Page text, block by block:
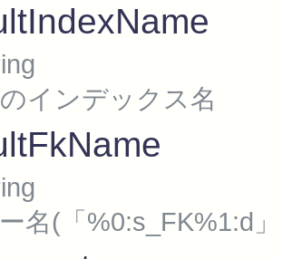
インデックス名
名(「%0:s_FK%1:d